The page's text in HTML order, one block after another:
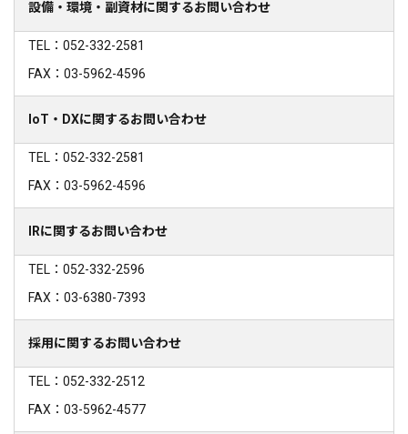
設備・環境・副資材に関するお問い合わせ
TEL：052-332-2581
FAX：03-5962-4596
IoT・DXに関するお問い合わせ
TEL：052-332-2581
FAX：03-5962-4596
IRに関するお問い合わせ
TEL：052-332-2596
FAX：03-6380-7393
採用に関するお問い合わせ
TEL：052-332-2512
FAX：03-5962-4577